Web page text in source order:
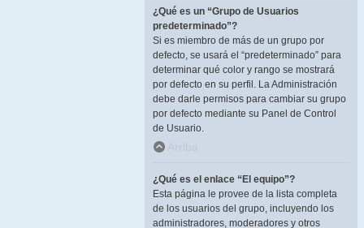
¿Qué es un “Grupo de Usuarios
predeterminado”?
Si es miembro de más de un grupo por
defecto, se usará el “predeterminado” para
determinar qué color y rango se mostrará
por defecto en su perfil. La Administración
debe darle permisos para cambiar su grupo
por defecto mediante su Panel de Control
de Usuario.
Arriba
¿Qué es el enlace “El equipo”?
Esta página le provee de la lista completa
de los usuarios del grupo, incluyendo los
administradores, moderadores y otros